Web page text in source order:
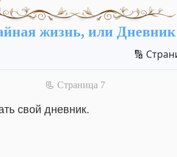
жизнь, или Дневник
🔢
📃 Cтраница 7
свой дневник.